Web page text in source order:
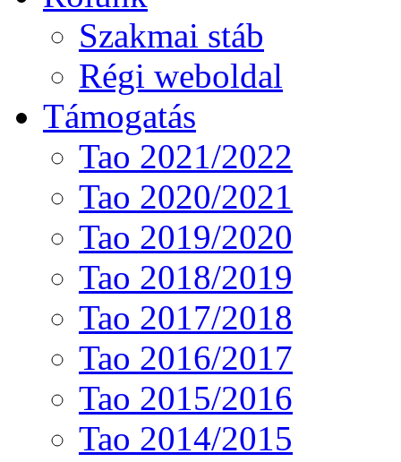
Szakmai stáb
Régi weboldal
Támogatás
Tao 2021/2022
Tao 2020/2021
Tao 2019/2020
Tao 2018/2019
Tao 2017/2018
Tao 2016/2017
Tao 2015/2016
Tao 2014/2015